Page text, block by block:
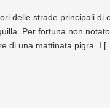
delle strade principali di
Per fortuna non
di una mattinata pigra. I